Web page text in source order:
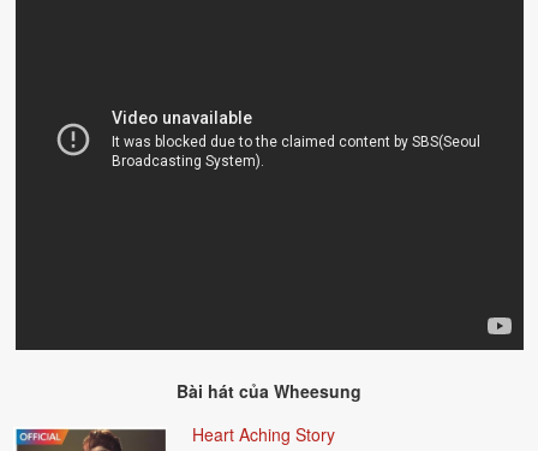
Bài hát của Wheesung
Heart Aching Story